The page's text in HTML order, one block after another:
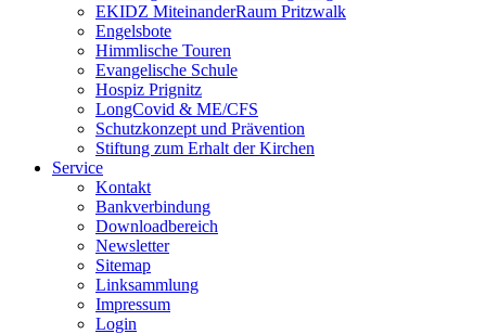
EKIDZ MiteinanderRaum Pritzwalk
Engelsbote
Himmlische Touren
Evangelische Schule
Hospiz Prignitz
LongCovid & ME/CFS
Schutzkonzept und Prävention
Stiftung zum Erhalt der Kirchen
Service
Kontakt
Bankverbindung
Downloadbereich
Newsletter
Sitemap
Linksammlung
Impressum
Login